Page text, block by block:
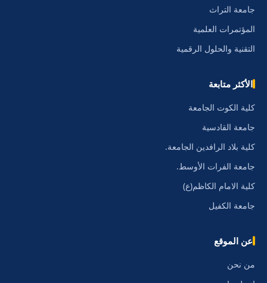
جامعة التراث
المؤتمرات العلمية
التقنية والحلول الرقمية
الأكثر متابعة
كلية الكوت الجامعة
جامعة القادسية
كلية بلاد الرافدين الجامعة.
جامعة الفرات الأوسط.
كلية الامام الكاظم(ع)
جامعة الكفيل
عن الموقع
من نحن